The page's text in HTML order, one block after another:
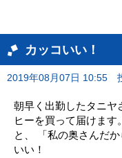
カッコいい！
2019年08月07日 10:55
朝早く出勤したタニヤ
ヒーを買って届けます
と、 「私の奥さんだ
いい！